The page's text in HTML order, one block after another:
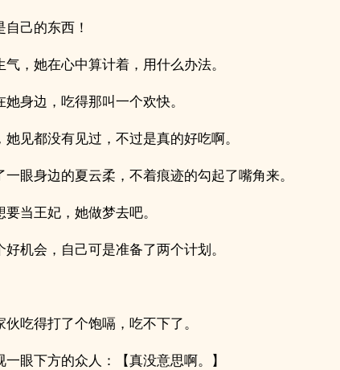
己的东西！
气，她在心中算计着，用什么办法。
她身边，吃得那叫一个欢快。
见都没有见过，不过是真的好吃啊。
一眼身边的夏云柔，不着痕迹的勾起了嘴角来。
当王妃，她做梦去吧。
机会，自己可是准备了两个计划。
吃得打了个饱嗝，吃不下了。
眼下方的众人：【真没意思啊。】